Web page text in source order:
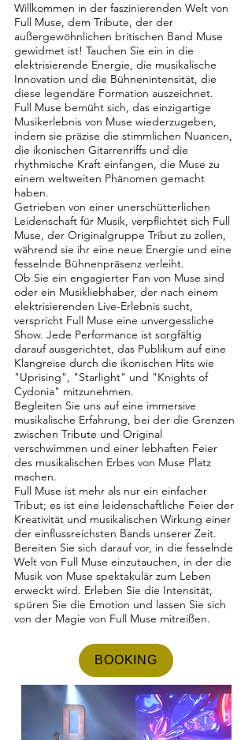
Willkommen in der faszinierenden Welt von
Full Muse, dem Tribute, der der
außergewöhnlichen britischen Band Muse
gewidmet ist! Tauchen Sie ein in die
elektrisierende Energie, die musikalische
Innovation und die Bühnenintensität, die
diese legendäre Formation auszeichnet.
Full Muse bemüht sich, das einzigartige
Musikerlebnis von Muse wiederzugeben,
indem sie präzise die stimmlichen Nuancen,
die ikonischen Gitarrenriffs und die
rhythmische Kraft einfangen, die Muse zu
einem weltweiten Phänomen gemacht
haben.
Getrieben von einer unerschütterlichen
Leidenschaft für Musik, verpflichtet sich Full
Muse, der Originalgruppe Tribut zu zollen,
während sie ihr eine neue Energie und eine
fesselnde Bühnenpräsenz verleiht.
Ob Sie ein engagierter Fan von Muse sind
oder ein Musikliebhaber, der nach einem
elektrisierenden Live-Erlebnis sucht,
verspricht Full Muse eine unvergessliche
Show. Jede Performance ist sorgfältig
darauf ausgerichtet, das Publikum auf eine
Klangreise durch die ikonischen Hits wie
"Uprising", "Starlight" und "Knights of
Cydonia" mitzunehmen.
Begleiten Sie uns auf eine immersive
musikalische Erfahrung, bei der die Grenzen
zwischen Tribute und Original
verschwimmen und einer lebhaften Feier
des musikalischen Erbes von Muse Platz
machen.
Full Muse ist mehr als nur ein einfacher
Tribut; es ist eine leidenschaftliche Feier der
Kreativität und musikalischen Wirkung einer
der einflussreichsten Bands unserer Zeit.
Bereiten Sie sich darauf vor, in die fesselnde
Welt von Full Muse einzutauchen, in der die
Musik von Muse spektakulär zum Leben
erweckt wird. Erleben Sie die Intensität,
spüren Sie die Emotion und lassen Sie sich
von der Magie von Full Muse mitreißen.
BOOKING